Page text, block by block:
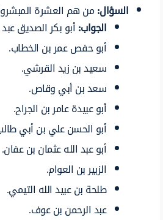
السؤال:من هم العشرة
الجواب:أبو بكر الصديق
أبو حفص عمر بن الخطاب.
سعيد بن زيد القرشي.
سعد بن أبي وقاص.
أبو عبيدة عامر بن الجراح.
أبو الحسن علي بن أبي
أبو عبد الله عثمان بن عفان.
الزبير بن العوام.
طلحة بن عبيد الله التيمي.
عبد الرحمن بن عوف.